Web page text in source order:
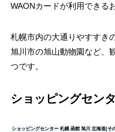
WAONカードが利用できる
札幌市内の大通りやすすき
旭川市の旭山動物園など、
つです。
ショッピングセン
ショッピングセンター 札幌 函館 旭川 北海道(そ